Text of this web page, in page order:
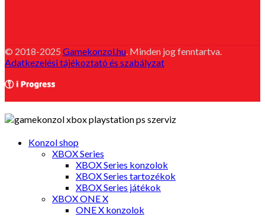
© 2018-2025 Gamekonzol.hu. Minden jog fenntartva.
Adatkezelési tájékoztató és szabályzat
Konzol shop
XBOX Series
XBOX Series konzolok
XBOX Series tartozékok
XBOX Series játékok
XBOX ONE X
ONE X konzolok